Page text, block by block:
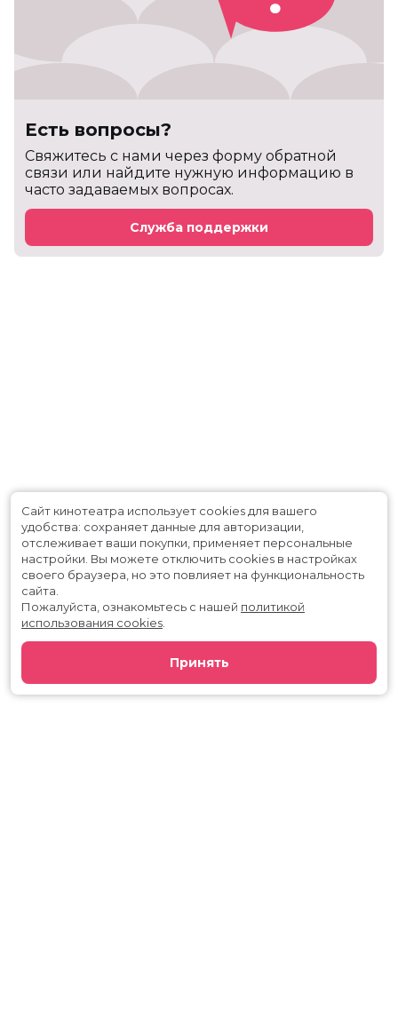
Есть вопросы?
Cвяжитесь с нами через форму обратной
связи или найдите нужную информацию в
часто задаваемых вопросах.
Служба поддержки
Сайт кинотеатра использует cookies для вашего
удобства: сохраняет данные для авторизации,
отслеживает ваши покупки, применяет персональные
настройки. Вы можете отключить cookies в настройках
своего браузера, но это повлияет на функциональность
сайта.
Пожалуйста, ознакомьтесь с нашей политикой
использования cookies
Принять